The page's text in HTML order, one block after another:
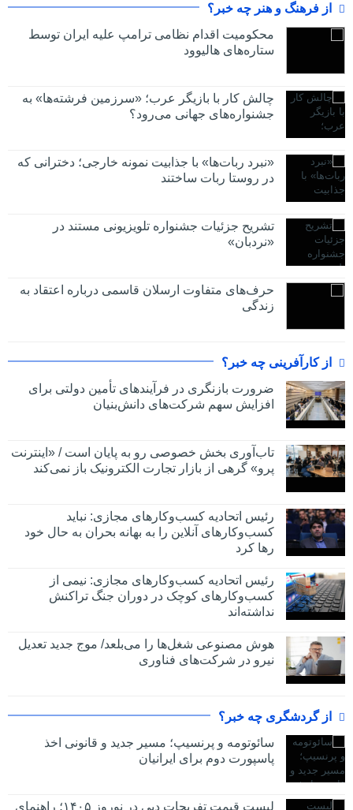
از فرهنگ و هنر چه خبر؟
محکومیت اقدام نظامی ترامپ علیه ایران توسط
ستاره‌های هالیوود
چالش کار با بازیگر عرب؛ «سرزمین فرشته‌ها» به
جشنواره‌های جهانی می‌رود؟
«نبرد ربات‌ها» با جذابیت نمونه خارجی؛ دخترانی که
در روستا ربات ساختند
تشریح جزئیات جشنواره‌ تلویزیونی مستند در
«نردبان»
حرف‌های متفاوت ارسلان قاسمی درباره اعتقاد به
زندگی
از کارآفرینی چه خبر؟
ضرورت بازنگری در فرآیندهای تأمین دولتی برای
افزایش سهم شرکت‌های دانش‌بنیان
تاب‌آوری بخش خصوصی رو به پایان است / «اینترنت
پرو» گرهی از بازار تجارت الکترونیک باز نمی‌کند
رئیس اتحادیه کسب‌وکارهای مجازی: نباید
کسب‌وکارهای آنلاین را به بهانه بحران به حال خود
رها کرد
رئیس اتحادیه کسب‌وکارهای مجازی: نیمی از
کسب‌وکارهای کوچک در دوران جنگ‌ تراکنش
نداشته‌اند
هوش مصنوعی شغل‌ها را می‌بلعد/ موج جدید تعدیل
نیرو در شرکت‌های فناوری
از گردشگری چه خبر؟
سائوتومه و پرنسیپ؛ مسیر جدید و قانونی اخذ
پاسپورت دوم برای ایرانیان
لیست قیمت تفریحات دبی در نوروز ۱۴۰۵؛ راهنمای